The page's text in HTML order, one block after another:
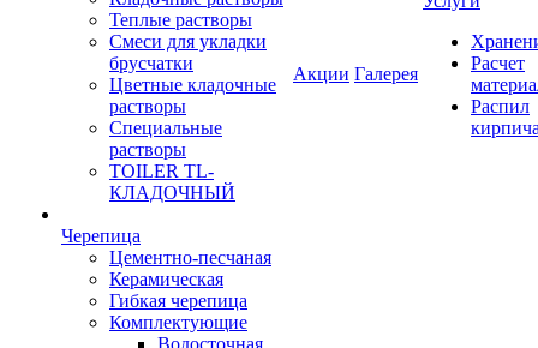
Теплые растворы
Смеси для укладки
брусчатки
Цветные кладочные
растворы
Специальные
растворы
TOILER TL-
КЛАДОЧНЫЙ
Черепица
Цементно-песчаная
Керамическая
Гибкая черепица
Комплектующие
Водосточная
Акции Галерея
Расчет
Распил